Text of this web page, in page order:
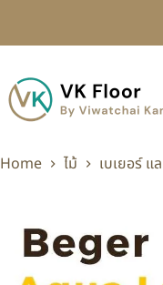
Home ไม้ เบเยอร์